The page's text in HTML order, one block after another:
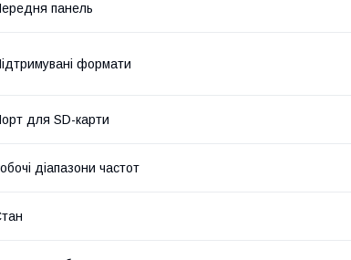
панель
формати
для SD-карти
діапазони частот